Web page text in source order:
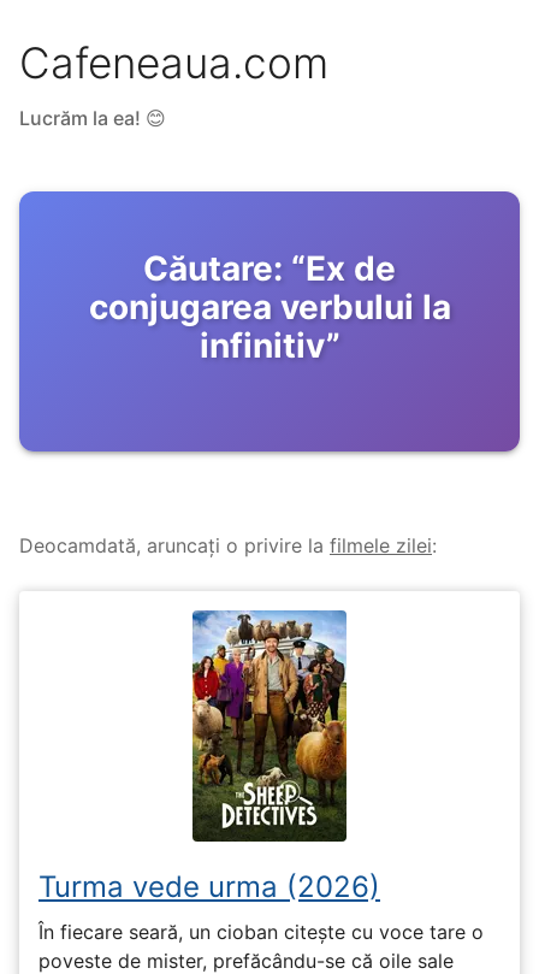
Cafeneaua.com
Lucrăm la ea! 😊
Căutare: “Ex de
conjugarea verbului la
infinitiv”
Deocamdată, aruncați o privire la filmele zilei:
Turma vede urma (2026)
În fiecare seară, un cioban citește cu voce tare o
poveste de mister, prefăcându-se că oile sale